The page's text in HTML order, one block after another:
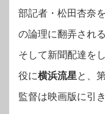
部記者・松田杏奈を
の論理に翻弄され
そして新聞配達を
役に横浜流星と、
監督は映画版に引き